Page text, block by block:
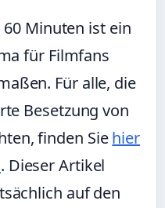
Minuten ist ein
für Filmfans
Für alle, die
Besetzung von
finden Siehier
. Dieser Artikel
auf den